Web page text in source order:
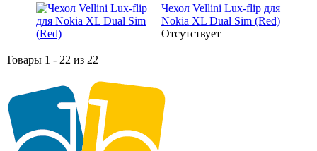
Чехол Vellini Lux-flip для
Nokia XL Dual Sim (Red)
Отсутствует
Товары 1 - 22 из 22